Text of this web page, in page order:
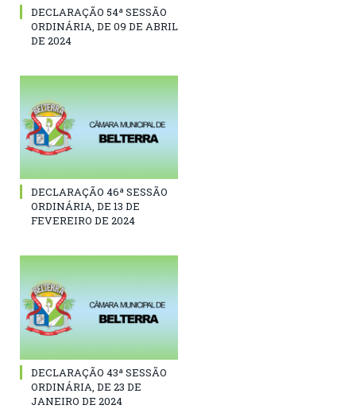
DECLARAÇÃO 54ª SESSÃO
ORDINÁRIA, DE 09 DE ABRIL
DE 2024
DECLARAÇÃO 46ª SESSÃO
ORDINÁRIA, DE 13 DE
FEVEREIRO DE 2024
DECLARAÇÃO 43ª SESSÃO
ORDINÁRIA, DE 23 DE
JANEIRO DE 2024